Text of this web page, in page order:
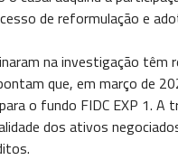
de reformulação e
na investigação têm
que, em março de
o fundo FIDC EXP 1. A
dos ativos